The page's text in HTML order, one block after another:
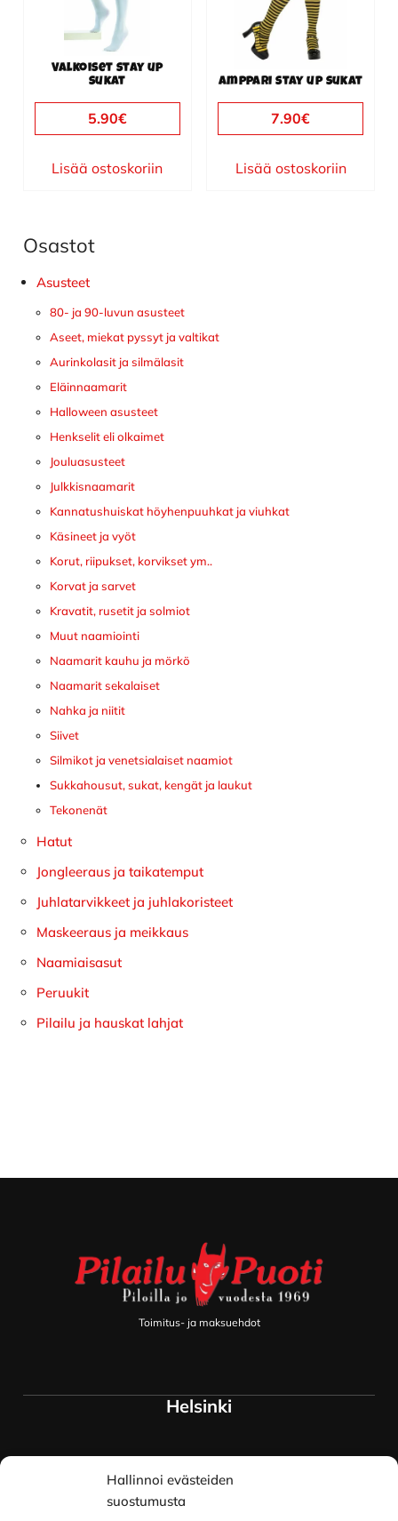
Hallinnoi evästeiden
suostumusta
Valkoiset stay up
sukat
5.90€
Lisää ostoskoriin
Amppari stay up sukat
7.90€
Lisää ostoskoriin
Ensisijainen
sivupalkki
Osastot
Asusteet
80- ja 90-luvun asusteet
Aseet, miekat pyssyt ja valtikat
Aurinkolasit ja silmälasit
Eläinnaamarit
Halloween asusteet
Henkselit eli olkaimet
Jouluasusteet
Julkkisnaamarit
Kannatushuiskat höyhenpuuhkat ja viuhkat
Käsineet ja vyöt
Korut, riipukset, korvikset ym..
Korvat ja sarvet
Kravatit, rusetit ja solmiot
Muut naamiointi
Naamarit kauhu ja mörkö
Naamarit sekalaiset
Nahka ja niitit
Siivet
Silmikot ja venetsialaiset naamiot
Sukkahousut, sukat, kengät ja laukut
Tekonenät
Hatut
Jongleeraus ja taikatemput
Juhlatarvikkeet ja juhlakoristeet
Maskeeraus ja meikkaus
Naamiaisasut
Peruukit
Pilailu ja hauskat lahjat
Toimitus- ja maksuehdot
Helsinki
Myymälä ja keskusvarasto
Siltavuorenranta 18
00170 Helsinki